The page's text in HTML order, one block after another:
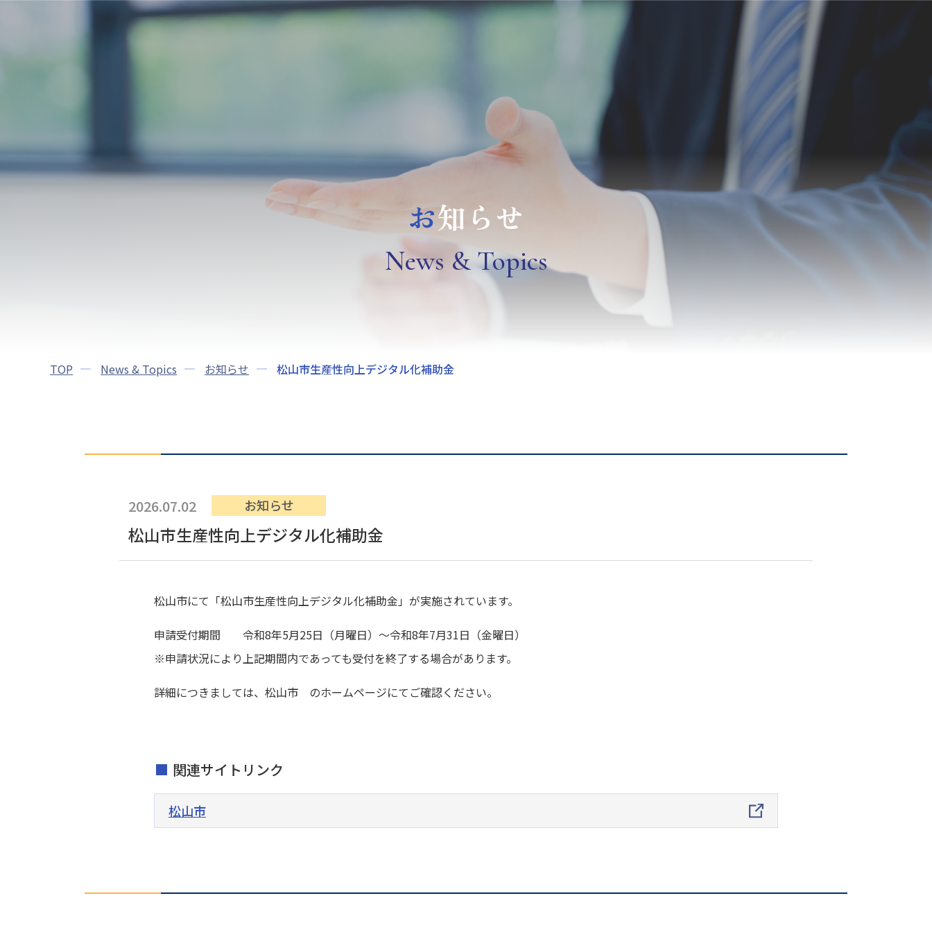
お知らせ
News & Topics
TOP News & Topics お知らせ 松山市生産性向上デジタル化補助金
2026.07.02 お知らせ
松山市生産性向上デジタル化補助金
松山市にて「松山市生産性向上デジタル化補助金」が実施されています。
申請受付期間 令和8年5月25日（月曜日）～令和8年7月31日（金曜日）
※申請状況により上記期間内であっても受付を終了する場合があります。
詳細につきましては、松山市 のホームページにてご確認ください。
関連サイトリンク
松山市